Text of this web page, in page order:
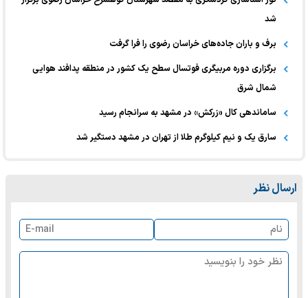
شد
برف و باران جاده‌های خراسان رضوی را فرا گرفت
برگزاری دوره مربیگری فوتسال سطح یک کشور در منطقه پدافند هوایی
شمال شرق
ساماندهی کال «زرکش» در مشهد به سرانجام رسید
سارق یک و نیم کیلوگرم طلا از تهران در مشهد دستگیر شد
ارسال نظر